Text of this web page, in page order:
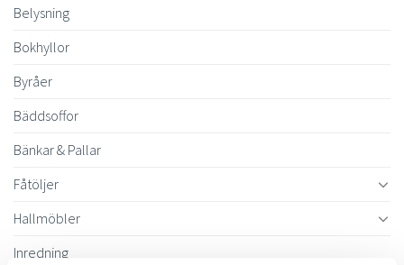
Belysning
Bokhyllor
Byråer
Bäddsoffor
Bänkar & Pallar
Fåtöljer
Hallmöbler
Inredning